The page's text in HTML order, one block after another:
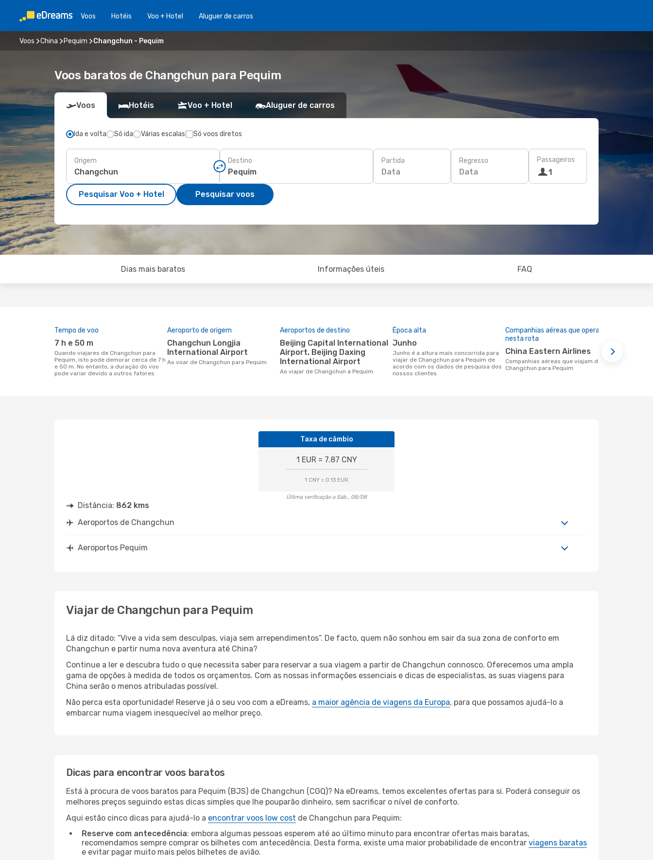
Voos Hotéis Voo + Hotel Aluguer de carros
Voos China Pequim Changchun - Pequim
Voos baratos de Changchun para Pequim
Voos Hotéis Voo + Hotel Aluguer de carros
Ida e volta Só ida Várias escalas Só voos diretos
Origem Destino Partida
Data
Regresso
Data
Passageiros
1
Pesquisar Voo + Hotel Pesquisar voos
Dias mais baratos Informações úteis FAQ
Tempo de voo
7 h e 50 m
Quando viajares de Changchun para
Pequim, isto pode demorar cerca de 7 h
e 50 m. No entanto, a duração do voo
pode variar devido a outros fatores
Aeroporto de origem
Changchun Longjia
International Airport
Ao voar de Changchun para Pequim
Aeroportos de destino
Beijing Capital International
Airport, Beijing Daxing
International Airport
Ao viajar de Changchun a Pequim
Época alta
junho
junho é a altura mais concorrida para
viajar de Changchun para Pequim de
acordo com os dados de pesquisa dos
nossos clientes
Companhias aéreas que operam
nesta rota
China Eastern Airlines
Companhias aéreas que viajam de
Changchun para Pequim
Taxa de câmbio
1 EUR = 7.87 CNY
1 CNY = 0.13 EUR
Última verificação a Sáb., 08/08
Distância: 862 kms
Aeroportos de Changchun
Aeroportos Pequim
Viajar de Changchun para Pequim
Lá diz ditado: “Vive a vida sem desculpas, viaja sem arrependimentos”. De facto, quem não sonhou em sair da sua zona de conforto em
Changchun e partir numa nova aventura até China?
Continue a ler e descubra tudo o que necessita saber para reservar a sua viagem a partir de Changchun connosco. Oferecemos uma ampla
gama de opções à medida de todos os orçamentos. Com as nossas informações essenciais e dicas de especialistas, as suas viagens para
China serão o menos atribuladas possível.
Não perca esta oportunidade! Reserve já o seu voo com a eDreams, a maior agência de viagens da Europa, para que possamos ajudá-lo a
embarcar numa viagem inesquecível ao melhor preço.
Dicas para encontrar voos baratos
Está à procura de voos baratos para Pequim (BJS) de Changchun (CGQ)? Na eDreams, temos excelentes ofertas para si. Poderá conseguir os
melhores preços seguindo estas dicas simples que lhe pouparão dinheiro, sem sacrificar o nível de conforto.
Aqui estão cinco dicas para ajudá-lo a encontrar voos low cost de Changchun para Pequim:
Reserve com antecedência: embora algumas pessoas esperem até ao último minuto para encontrar ofertas mais baratas,
recomendamos sempre comprar os bilhetes com antecedência. Desta forma, existe uma maior probabilidade de encontrar viagens baratas
e evitar pagar muito mais pelos bilhetes de avião.